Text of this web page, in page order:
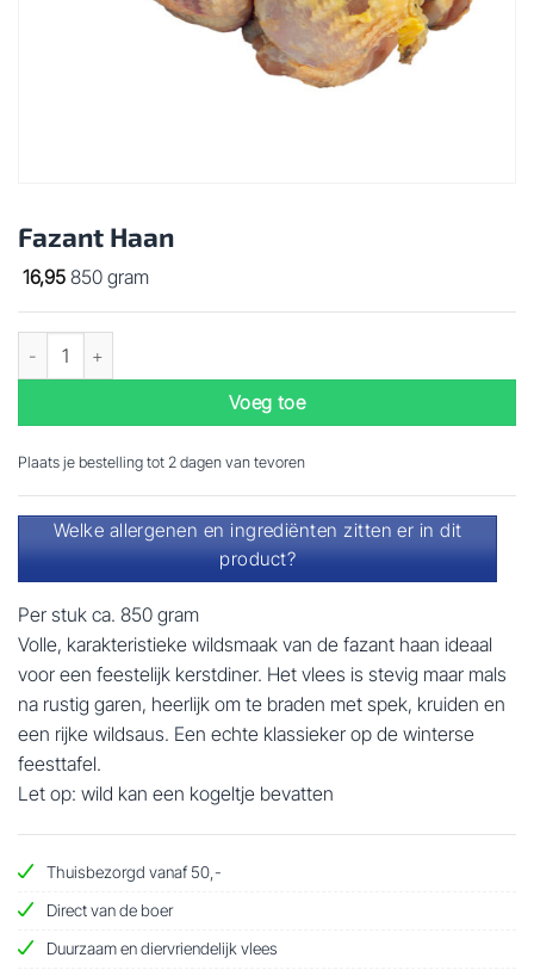
Fazant Haan
16,95 850 gram
Fazant Haan aantal
Voeg toe
Plaats je bestelling tot 2 dagen van tevoren
Welke allergenen en ingrediënten zitten er in dit
product?
Per stuk ca. 850 gram
Volle, karakteristieke wildsmaak van de fazant haan ideaal
voor een feestelijk kerstdiner. Het vlees is stevig maar mals
na rustig garen, heerlijk om te braden met spek, kruiden en
een rijke wildsaus. Een echte klassieker op de winterse
feesttafel.
Let op: wild kan een kogeltje bevatten
Thuisbezorgd vanaf 50,-
Direct van de boer
Duurzaam en diervriendelijk vlees